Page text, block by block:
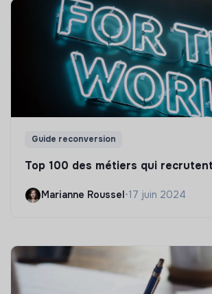
Guide reconversion
Top 100 des métiers qui
Marianne Roussel•17 juin 2024